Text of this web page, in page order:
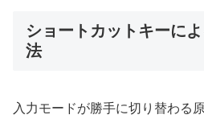
ショートカットキーに
法
入力モードが勝手に切り替わる